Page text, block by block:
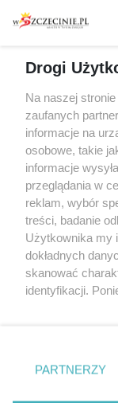
Spacery i
targi
Więcej
Praca
Drogi
Na naszej
zaufanych
informacje na
osobowe, takie
informacje
przeglądania w
reklam, wybór
treści, badanie
Użytkownika my
dokładnych
skanować
identyfikacji.
prywatności
. Niektóre
PARTNERZY